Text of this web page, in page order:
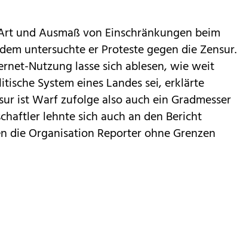
und Ausmaß von Einschränkungen beim
untersuchte er Proteste gegen die Zensur.
Nutzung lasse sich ablesen, wie weit
System eines Landes sei, erklärte
ist Warf zufolge also auch ein Gradmesser
lehnte sich auch an den Bericht
die Organisation Reporter ohne Grenzen